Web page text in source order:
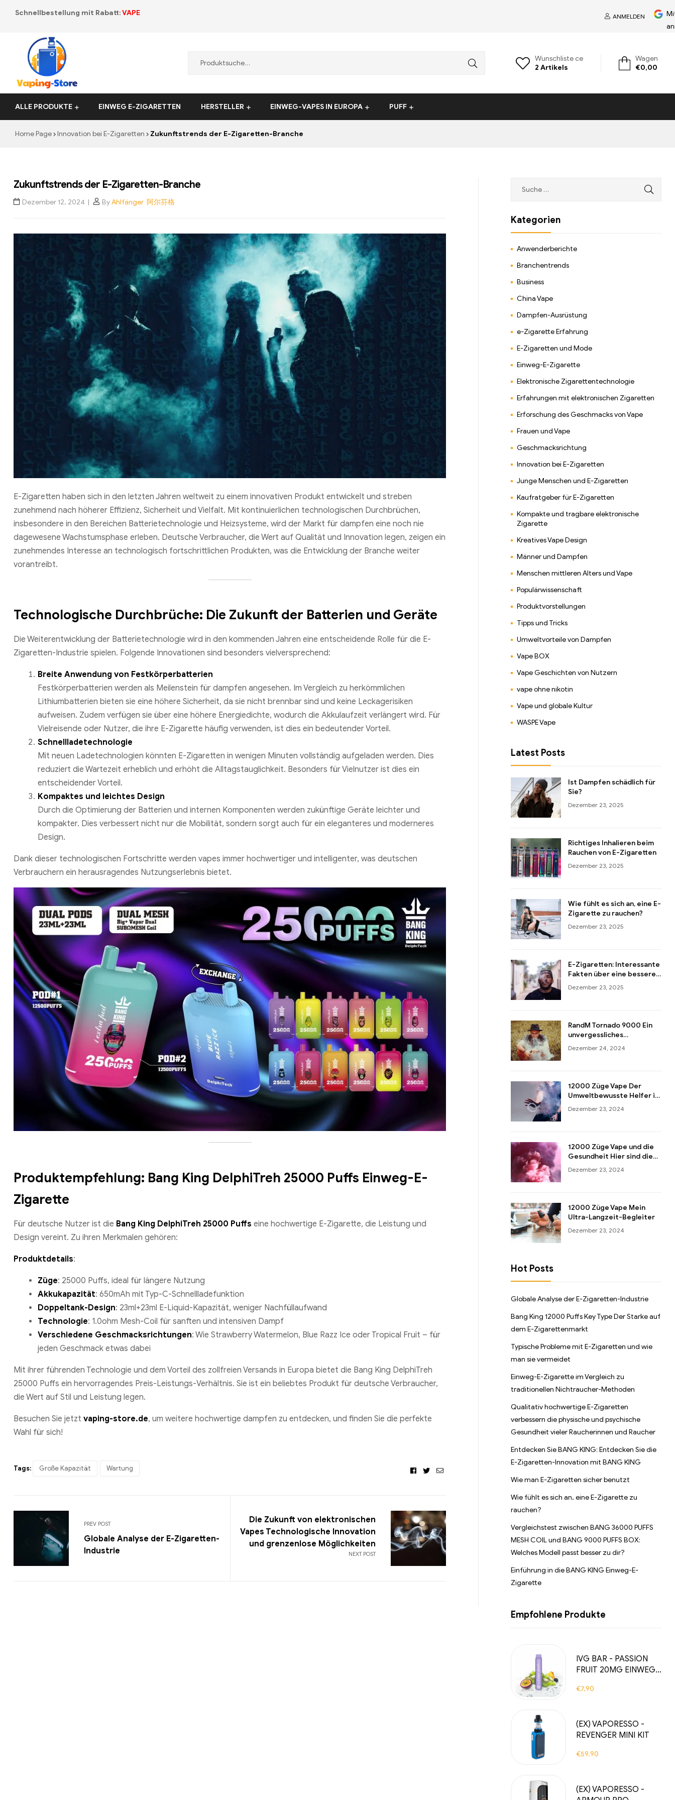
Schnellbestellung mit Rabatt:VAPE ANMELDEN
Vaping-
Store.de
Wunschliste ce
2 Artikels
Wagen
€0,00
ALLE PRODUKTE EINWEG E-ZIGARETTEN HERSTELLER EINWEG-VAPES IN EUROPA PUFF
Home Page Innovation bei E-Zigaretten Zukunftstrends der E-Zigaretten-Branche
Zukunftstrends der E-Zigaretten-Branche
Dezember 12, 2024 ByAhlfänger 阿尔芬格
E-Zigaretten haben sich in den letzten Jahren weltweit zu einem innovativen Produkt entwickelt und streben
zunehmend nach höherer Effizienz, Sicherheit und Vielfalt. Mit kontinuierlichen technologischen Durchbrüchen,
insbesondere in den Bereichen Batterietechnologie und Heizsysteme, wird der Markt für dampfen eine noch nie
dagewesene Wachstumsphase erleben. Deutsche Verbraucher, die Wert auf Qualität und Innovation legen, zeigen ein
zunehmendes Interesse an technologisch fortschrittlichen Produkten, was die Entwicklung der Branche weiter
vorantreibt.
Technologische Durchbrüche: Die Zukunft der Batterien und Geräte
Die Weiterentwicklung der Batterietechnologie wird in den kommenden Jahren eine entscheidende Rolle für die E-
Zigaretten-Industrie spielen. Folgende Innovationen sind besonders vielversprechend:
Breite Anwendung von Festkörperbatterien
Festkörperbatterien werden als Meilenstein für dampfen angesehen. Im Vergleich zu herkömmlichen
Lithiumbatterien bieten sie eine höhere Sicherheit, da sie nicht brennbar sind und keine Leckagerisiken
aufweisen. Zudem verfügen sie über eine höhere Energiedichte, wodurch die Akkulaufzeit verlängert wird. Für
Vielreisende oder Nutzer, die ihre E-Zigarette häufig verwenden, ist dies ein bedeutender Vorteil.
Schnellladetechnologie
Mit neuen Ladetechnologien könnten E-Zigaretten in wenigen Minuten vollständig aufgeladen werden. Dies
reduziert die Wartezeit erheblich und erhöht die Alltagstauglichkeit. Besonders für Vielnutzer ist dies ein
entscheidender Vorteil.
Kompaktes und leichtes Design
Durch die Optimierung der Batterien und internen Komponenten werden zukünftige Geräte leichter und
kompakter. Dies verbessert nicht nur die Mobilität, sondern sorgt auch für ein eleganteres und moderneres
Design.
Dank dieser technologischen Fortschritte werden vapes immer hochwertiger und intelligenter, was deutschen
Verbrauchern ein herausragendes Nutzungserlebnis bietet.
Produktempfehlung: Bang King DelphiTreh 25000 Puffs Einweg-E-
Zigarette
Für deutsche Nutzer ist die Bang King DelphiTreh 25000 Puffs eine hochwertige E-Zigarette, die Leistung und
Design vereint. Zu ihren Merkmalen gehören:
Produktdetails:
Züge: 25000 Puffs, ideal für längere Nutzung
Akkukapazität: 650mAh mit Typ-C-Schnellladefunktion
Doppeltank-Design: 23ml+23ml E-Liquid-Kapazität, weniger Nachfüllaufwand
Technologie: 1.0ohm Mesh-Coil für sanften und intensiven Dampf
Verschiedene Geschmacksrichtungen: Wie Strawberry Watermelon, Blue Razz Ice oder Tropical Fruit – für
jeden Geschmack etwas dabei
Mit ihrer führenden Technologie und dem Vorteil des zollfreien Versands in Europa bietet die Bang King DelphiTreh
25000 Puffs ein hervorragendes Preis-Leistungs-Verhältnis. Sie ist ein beliebtes Produkt für deutsche Verbraucher,
die Wert auf Stil und Leistung legen.
Besuchen Sie jetzt vaping-store.de, um weitere hochwertige dampfen zu entdecken, und finden Sie die perfekte
Wahl für sich!
Tags: Große Kapazität Wartung Facebook
TwitterEmail
PREV POST
Globale Analyse der E-Zigaretten-
Industrie
NEXT POST
Die Zukunft von elektronischen
Vapes Technologische Innovation
und grenzenlose Möglichkeiten
Kategorien
Anwenderberichte
Branchentrends
Business
China Vape
Dampfen-Ausrüstung
e-Zigarette Erfahrung
E-Zigaretten und Mode
Einweg-E-Zigarette
Elektronische Zigarettentechnologie
Erfahrungen mit elektronischen Zigaretten
Erforschung des Geschmacks von Vape
Frauen und Vape
Geschmacksrichtung
Innovation bei E-Zigaretten
Junge Menschen und E-Zigaretten
Kaufratgeber für E-Zigaretten
Kompakte und tragbare elektronische
Zigarette
Kreatives Vape Design
Männer und Dampfen
Menschen mittleren Alters und Vape
Populärwissenschaft
Produktvorstellungen
Tipps und Tricks
Umweltvorteile von Dampfen
Vape BOX
Vape Geschichten von Nutzern
vape ohne nikotin
Vape und globale Kultur
WASPE Vape
Latest Posts
Ist Dampfen schädlich für
Sie?
Dezember 23, 2025
Richtiges Inhalieren beim
Rauchen von E-Zigaretten
Dezember 23, 2025
Wie fühlt es sich an, eine E-
Zigarette zu rauchen?
Dezember 23, 2025
E-Zigaretten: Interessante
Fakten über eine bessere
Alternative zu Zigaretten
Dezember 23, 2025
RandM Tornado 9000 Ein
unvergessliches
Dampferlebnis
Dezember 24, 2024
12000 Züge Vape Der
Umweltbewusste Helfer in
Aktion!
Dezember 23, 2024
12000 Züge Vape und die
Gesundheit Hier sind die
Tricks zum klugen
Dezember 23, 2024
12000 Züge Vape Mein
Ultra-Langzeit-Begleiter
Dezember 23, 2024
Hot Posts
Globale Analyse der E-Zigaretten-Industrie
Bang King 12000 Puffs Key Type Der Starke auf
dem E-Zigarettenmarkt
Typische Probleme mit E-Zigaretten und wie
man sie vermeidet
Einweg-E-Zigarette im Vergleich zu
traditionellen Nichtraucher-Methoden
Qualitativ hochwertige E-Zigaretten
verbessern die physische und psychische
Gesundheit vieler Raucherinnen und Raucher
Entdecken Sie BANG KING: Entdecken Sie die
E-Zigaretten-Innovation mit BANG KING
Wie man E-Zigaretten sicher benutzt
Wie fühlt es sich an, eine E-Zigarette zu
rauchen?
Vergleichstest zwischen BANG 36000 PUFFS
MESH COIL und BANG 9000 PUFFS BOX:
Welches Modell passt besser zu dir?
Einführung in die BANG KING Einweg-E-
Zigarette
Empfohlene Produkte
IVG BAR - PASSION
FRUIT 20MG EINWEG
ZÜGE
€7,90
(EX) VAPORESSO -
REVENGER MINI KIT
€59,90
(EX) VAPORESSO -